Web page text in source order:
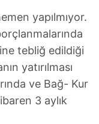
yapılmıyor.
tebliğ edildiği
yatırılması
ve Bağ- Kur
3 aylık